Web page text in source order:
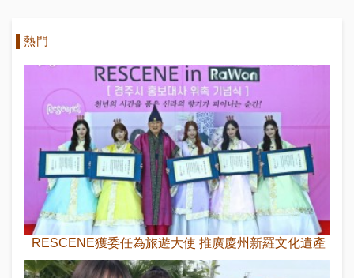
熱門
RESCENE獲委任為旅遊大使 推廣慶州新羅文化遺產